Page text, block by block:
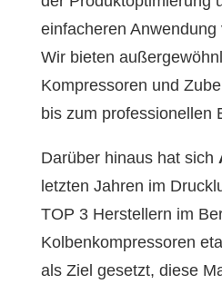
einfacheren
Wir bieten
Kompressoren und
bis zum professionellen
Darüber hinaus hat sich
letzten Jahren im
TOP 3 Herstellern im
Kolbenkompressoren
als Ziel gesetzt, diese